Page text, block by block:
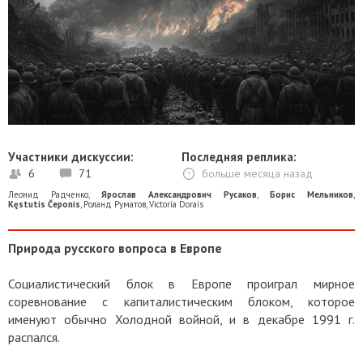
Участники дискуссии:
6 71
Последняя реплика:
больше месяца назад
Леонид Радченко Ярослав Александрович Русаков Борис Мельников
Kęstutis Čeponis Роланд Руматов Victoria Dorais
Природа русского вопроса в Европе
Социалистический блок в Европе проиграл мирное
соревнование с капиталистическим блоком, которое
именуют обычно Холодной войной, и в декабре 1991 г.
распался.